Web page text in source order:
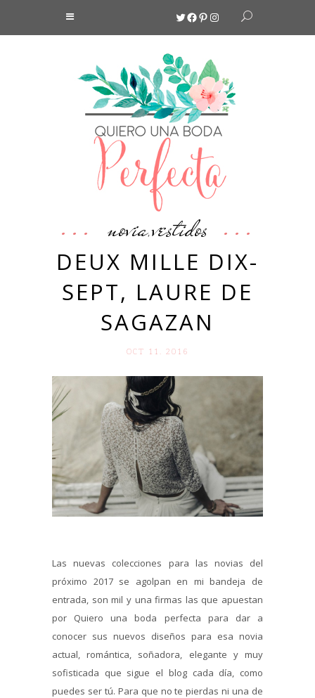
Twitter
Facebook
Pinterest
Instagram
novia,vestidos
DEUX MILLE DIX-
SEPT, LAURE DE
SAGAZAN
OCT 11. 2016
Las nuevas colecciones para las novias del
próximo 2017 se agolpan en mi bandeja de
entrada, son mil y una firmas las que apuestan
por Quiero una boda perfecta para dar a
conocer sus nuevos diseños para esa novia
actual, romántica, soñadora, elegante y muy
sofisticada que sigue el blog cada día, como
puedes ser tú. Para que no te pierdas ni una de